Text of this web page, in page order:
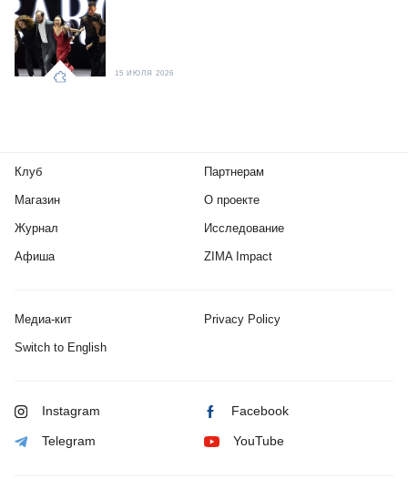
15 ИЮЛЯ 2026
Клуб
Магазин
Журнал
Афиша
Партнерам
О проекте
Исследование
ZIMA Impact
Медиа-кит Privacy Policy
Switch to English
Instagram Facebook
Telegram YouTube